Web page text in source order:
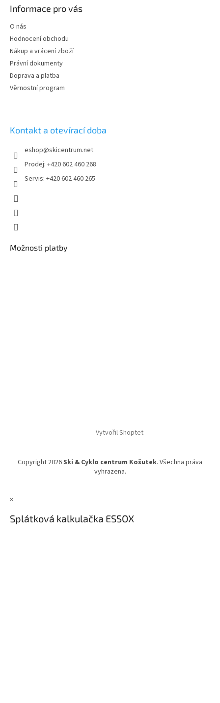
Informace pro vás
O nás
Hodnocení obchodu
Nákup a vrácení zboží
Právní dokumenty
Doprava a platba
Věrnostní program
Kontakt a otevírací doba
eshop@skicentrum.net
Prodej: +420 602 460 268
Servis: +420 602 460 265
Možnosti platby
Vytvořil Shoptet
Copyright 2026Ski & Cyklo centrum Košutek. Všechna práva
vyhrazena.
×
Splátková kalkulačka ESSOX